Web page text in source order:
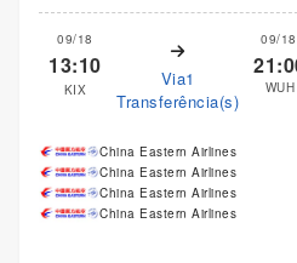
09/18
13:10
KIX
Via1
Transferência(s)
09/18
WUH
China Eastern Airlines
China Eastern Airlines
China Eastern Airlines
China Eastern Airlines